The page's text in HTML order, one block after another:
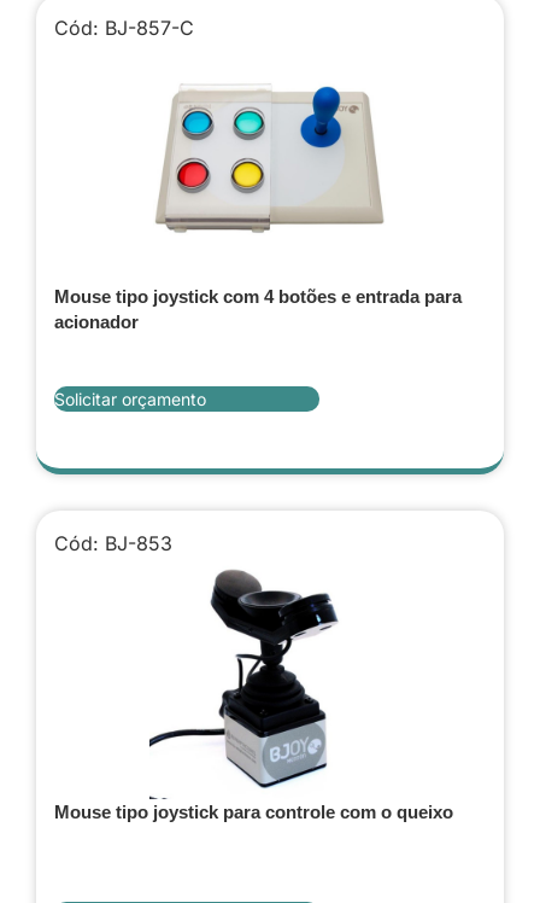
Cód: BJ-857-C
Mouse tipo joystick com 4 botões e entrada para
acionador
Solicitar orçamento
Cód: BJ-853
Mouse tipo joystick para controle com o queixo